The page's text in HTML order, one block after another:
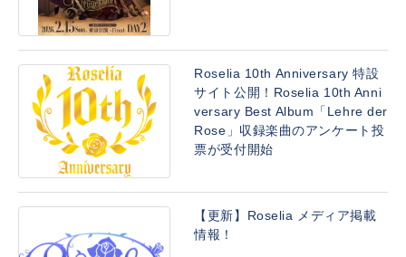
Roselia 10th Anniversary 特設
サイト公開！Roselia 10th Anni
versary Best Album「Lehre der
Rose」収録楽曲のアンケート投
票が受付開始
【更新】Roselia メディア掲載
情報！